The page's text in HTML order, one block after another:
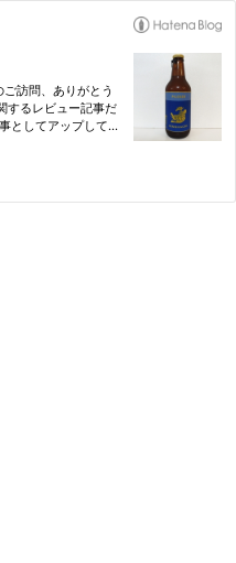
訪問、ありがとう
するレビュー記事だ
としてアップしてい